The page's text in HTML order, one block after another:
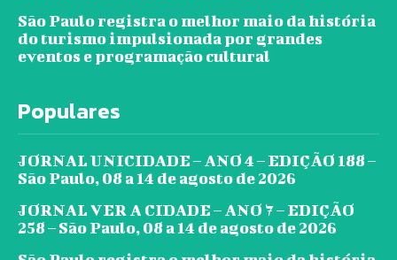
São Paulo registra o melhor maio da história
do turismo impulsionada por grandes
eventos e programação cultural
Populares
JORNAL UNICIDADE – ANO 4 – EDIÇÃO 188 –
São Paulo, 08 a 14 de agosto de 2026
JORNAL VER A CIDADE – ANO 7 – EDIÇÃO
258 – São Paulo, 08 a 14 de agosto de 2026